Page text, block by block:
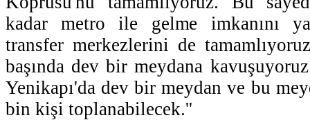
kadar metro ile gelme imkanını
transfer merkezlerini de
başında dev bir meydana
Yenikapı'da dev bir meydan ve bu
bin kişi toplanabilecek.''